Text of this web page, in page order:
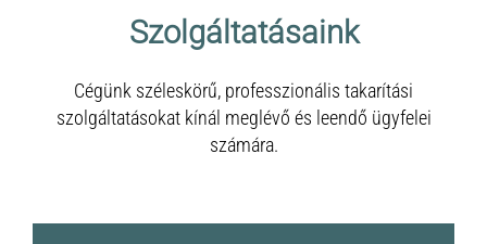
Szolgáltatásaink
Cégünk széleskörű, professzionális takarítási
szolgáltatásokat kínál meglévő és leendő ügyfelei
számára.